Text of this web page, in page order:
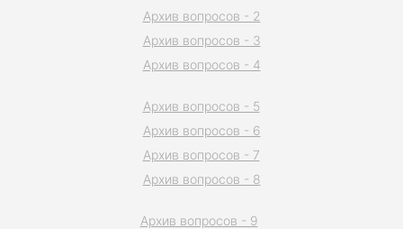
Архив вопросов - 2
Архив вопросов - 3
Архив вопросов - 4
Архив вопросов - 5
Архив вопросов - 6
Архив вопросов - 7
Архив вопросов - 8
Архив вопросов - 9